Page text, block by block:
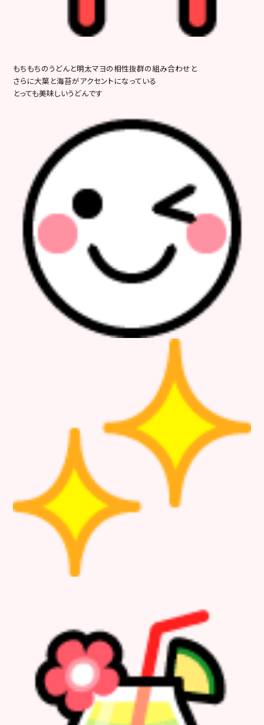
もちもちのうどんと明太マヨの相性抜群の組み合わせと
さらに大葉と海苔がアクセントになっている
とっても美味しいうどんです